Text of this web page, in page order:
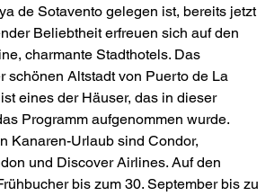
de Sotavento gelegen ist, bereits jetzt
Beliebtheit erfreuen sich auf den
charmante Stadthotels. Das
schönen Altstadt von Puerto de La
eines der Häuser, das in dieser
Programm aufgenommen wurde.
Kanaren-Urlaub sind Condor,
und Discover Airlines. Auf den
bis zum 30. September bis zu